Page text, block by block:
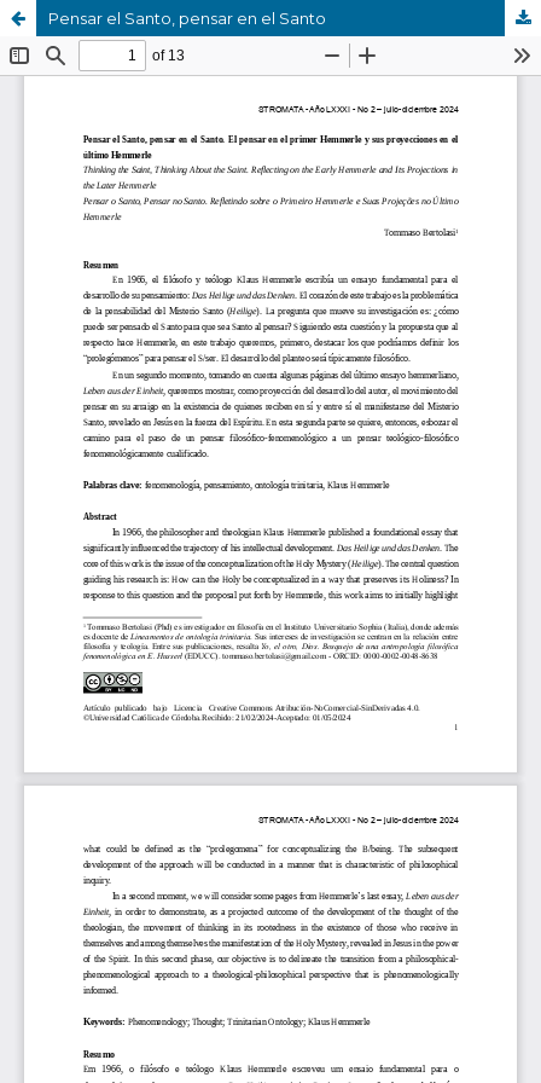
Pensar el Santo, pensar en el Santo